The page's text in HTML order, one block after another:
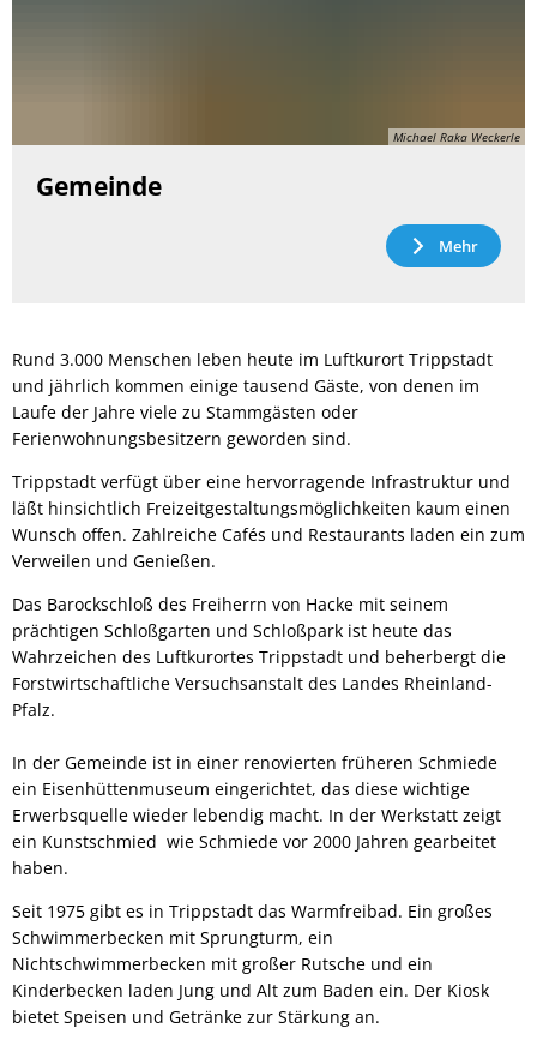
Michael Raka Weckerle
Gemeinde
Mehr
Rund 3.000 Menschen leben heute im Luftkurort Trippstadt
und jährlich kommen einige tausend Gäste, von denen im
Laufe der Jahre viele zu Stammgästen oder
Ferienwohnungsbesitzern geworden sind.
Trippstadt verfügt über eine hervorragende Infrastruktur und
läßt hinsichtlich Freizeitgestaltungsmöglichkeiten kaum einen
Wunsch offen. Zahlreiche Cafés und Restaurants laden ein zum
Verweilen und Genießen.
Das Barockschloß des Freiherrn von Hacke mit seinem
prächtigen Schloßgarten und Schloßpark ist heute das
Wahrzeichen des Luftkurortes Trippstadt und beherbergt die
Forstwirtschaftliche Versuchsanstalt des Landes Rheinland-
Pfalz.
In der Gemeinde ist in einer renovierten früheren Schmiede
ein Eisenhüttenmuseum eingerichtet, das diese wichtige
Erwerbsquelle wieder lebendig macht. In der Werkstatt zeigt
ein Kunstschmied wie Schmiede vor 2000 Jahren gearbeitet
haben.
Seit 1975 gibt es in Trippstadt das Warmfreibad. Ein großes
Schwimmerbecken mit Sprungturm, ein
Nichtschwimmerbecken mit großer Rutsche und ein
Kinderbecken laden Jung und Alt zum Baden ein. Der Kiosk
bietet Speisen und Getränke zur Stärkung an.